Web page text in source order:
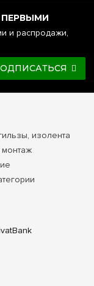
и распродажи,
изолента